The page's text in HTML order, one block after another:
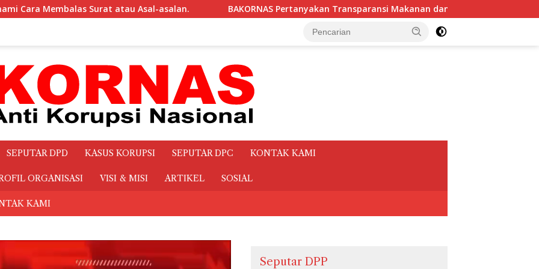
BAKORNAS Pertanyakan Transparansi Makanan dan Minuman Rapat sebesar Rp.3,1 Miliar Sekretariat Daerah Kota
SEPUTAR DPD KASUS KORUPSI SEPUTAR DPC KONTAK KAMI
ORGANISASI VISI & MISI ARTIKEL SOSIAL
KAMI
Seputar DPP